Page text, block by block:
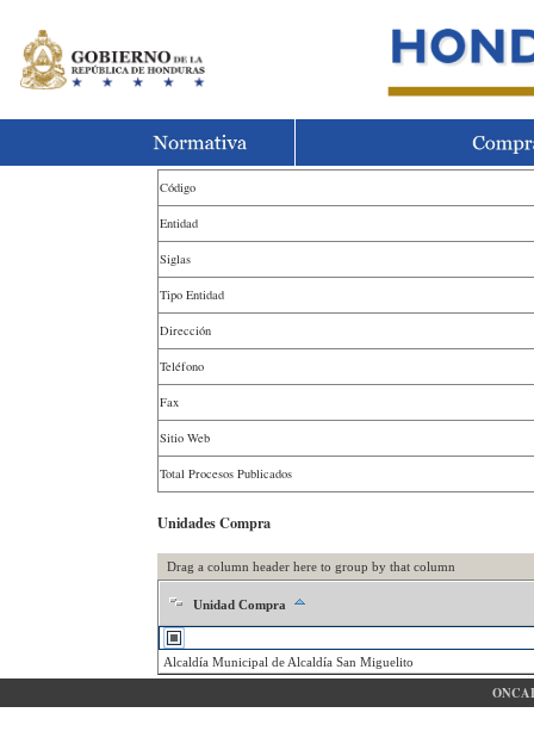
Código
Entidad
Siglas
Tipo Entidad
Dirección
Teléfono
Fax
Sitio Web
Total Procesos Publicados
Unidades Compra
Drag a column header here to group by that column
Unidad Compra
Alcaldía Municipal de Alcaldía San Miguelito